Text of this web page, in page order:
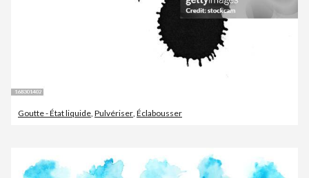
Goutte - État liquide Pulvériser Éclabousser